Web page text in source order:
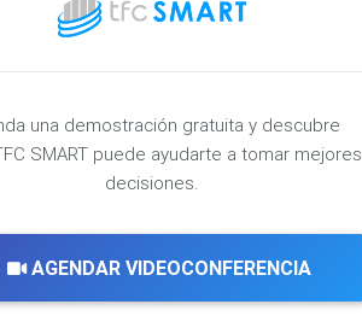
una demostración gratuita y descubre
SMART puede ayudarte a tomar mejores
decisiones.
AGENDAR VIDEOCONFERENCIA